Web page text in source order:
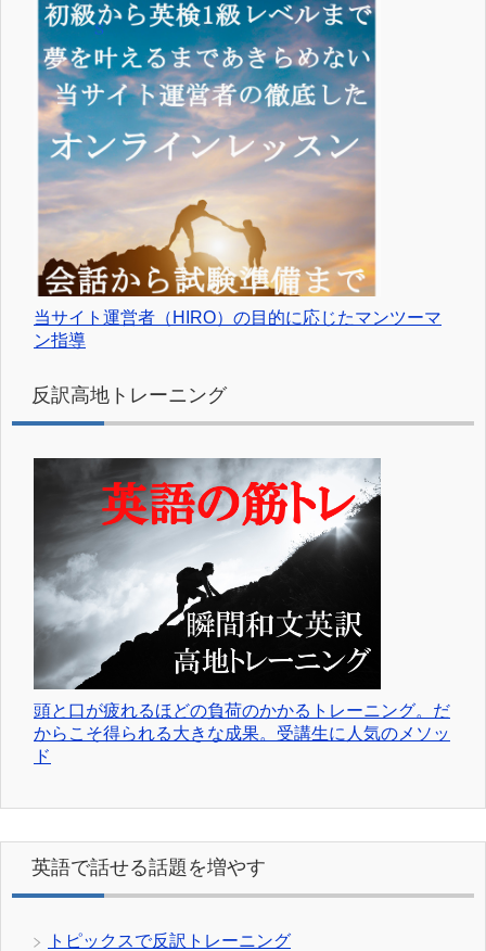
当サイト運営者（HIRO）の目的に応じたマンツーマ
ン指導
反訳高地トレーニング
頭と口が疲れるほどの負荷のかかるトレーニング。だ
からこそ得られる大きな成果。受講生に人気のメソッ
ド
英語で話せる話題を増やす
トピックスで反訳トレーニング